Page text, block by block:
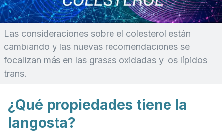
Las consideraciones sobre el colesterol están
cambiando y las nuevas recomendaciones se
focalizan más en las grasas oxidadas y los lípidos
trans.
¿Qué propiedades tiene la
langosta?